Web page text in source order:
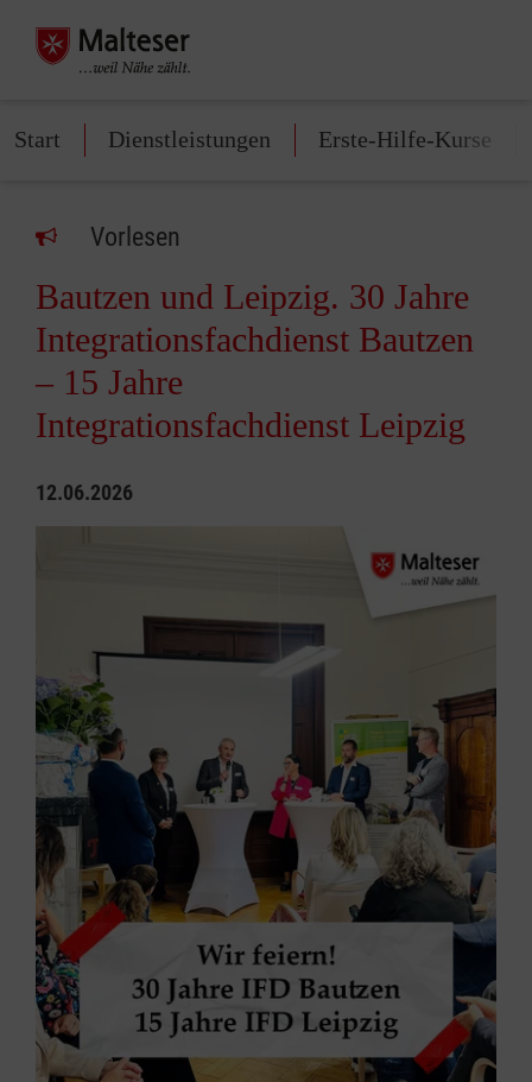
Start Dienstleistungen Erste-Hilfe-Kurse
Vorlesen
Bautzen und Leipzig. 30 Jahre
Integrationsfachdienst Bautzen
– 15 Jahre
Integrationsfachdienst Leipzig
12.06.2026